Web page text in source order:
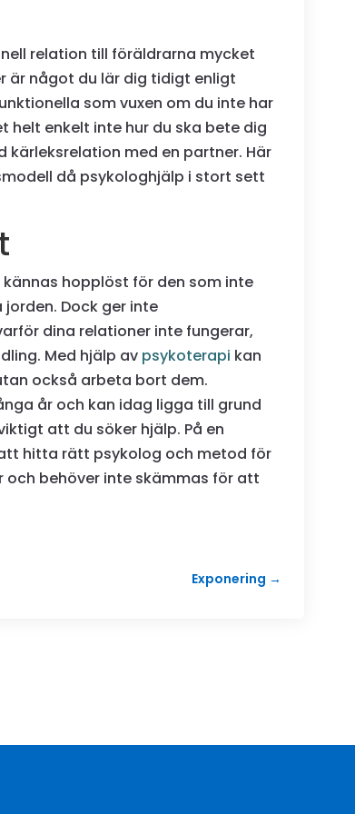
relation till föräldrarna mycket
är något du lär dig tidigt enligt
som vuxen om du inte har
helt enkelt inte hur du ska bete dig
kärleksrelation med en partner. Här
då psykologhjälp i stort sett
hopplöst för den som inte
Dock ger inte
dina relationer inte fungerar,
Med hjälp av psykoterapi kan
också arbeta bort dem.
år och kan idag ligga till grund
att du söker hjälp. På en
hitta rätt psykolog och metod för
behöver inte skämmas för att
Exponering →